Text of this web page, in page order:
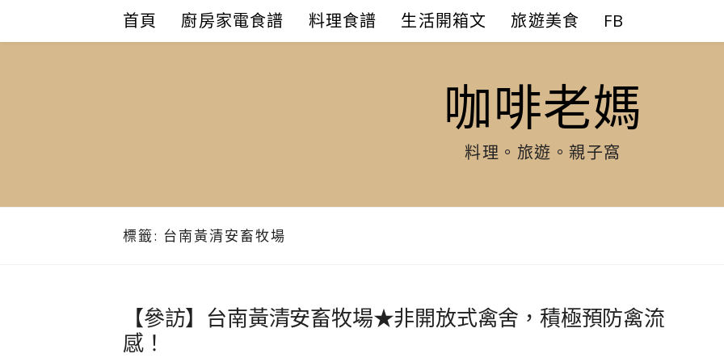
content
首頁 廚房家電食譜 料理食譜 生活開箱文 旅遊美食 FB
咖啡老媽
料理。旅遊。親子窩
標籤: 台南黃清安畜牧場
【參訪】台南黃清安畜牧場★非開放式禽舍，積極預防禽流
感！